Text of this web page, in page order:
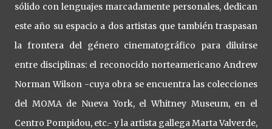
sólido con lenguajes marcadamente personales, dedican
este año su espacio a dos artistas que también traspasan
la frontera del género cinematográfico para diluirse
entre disciplinas: el reconocido norteamericano Andrew
Norman Wilson -cuya obra se encuentra las colecciones
del MOMA de Nueva York, el Whitney Museum, en el
Centro Pompidou, etc.- y la artista gallega Marta Valverde,